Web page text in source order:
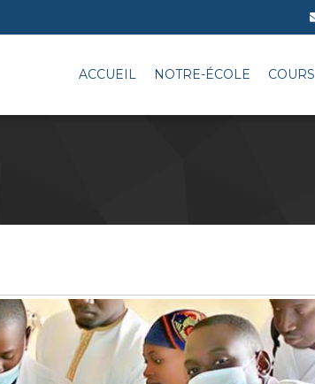
ACCUEIL NOTRE-ÉCOLE COURS